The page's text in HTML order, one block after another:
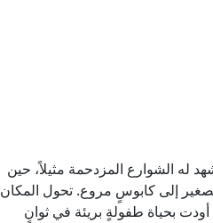
2025 مشهدًا دمويًّا لم تشهد له الشوارع المزدحمة مثيلاً، حين
إلى كابوسٍ مروع. تحول المكان
بحياة طفولةٍ بريئة في ثوانٍ